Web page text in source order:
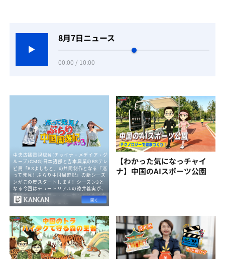
8月7日ニュース
00:00 / 10:00
【わかった気になっチャイ
ナ】中国のAIスポーツ公園